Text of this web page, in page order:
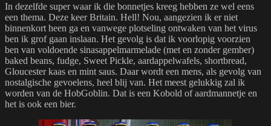
In dezelfde super waar ik die bonnetjes kreeg hebben ze wel eens
een thema. Deze keer Britain. Hell! Nou, aangezien ik er niet
binnenkort heen ga en vanwege plotseling ontwaken van het virus
ben ik grof gaan inslaan. Het gevolg is dat ik voorlopig voorzien
ben van voldoende sinasappelmarmelade (met en zonder gember)
baked beans, fudge, Sweet Pickle, aardappelwafels, shortbread,
Gloucester kaas en mint saus. Daar wordt een mens, als gevolg van
nostalgische gevoelens, heel blij van. Het meest gelukkig zal ik
worden van de HobGoblin. Dat is een Kobold of aardmannetje en
het is ook een bier.